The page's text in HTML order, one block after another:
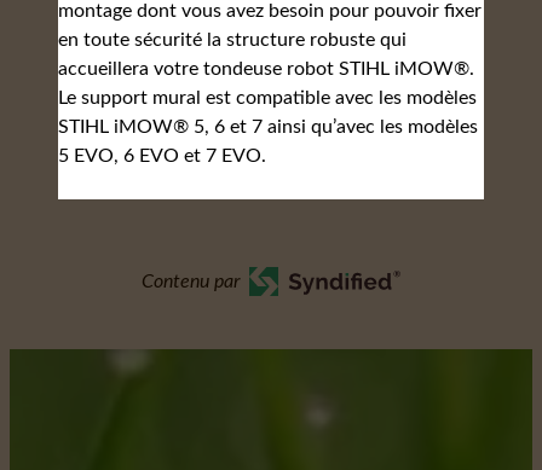
montage dont vous avez besoin pour pouvoir fixer
en toute sécurité la structure robuste qui
accueillera votre tondeuse robot STIHL iMOW®.
Le support mural est compatible avec les modèles
STIHL iMOW® 5, 6 et 7 ainsi qu’avec les modèles
5 EVO, 6 EVO et 7 EVO.
Contenu par